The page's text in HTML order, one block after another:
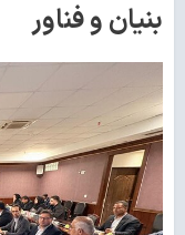
بنیان و فناور